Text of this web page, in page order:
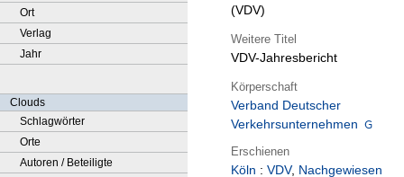
Ort
Verlag
Jahr
Clouds
Schlagwörter
Orte
Autoren / Beteiligte
(VDV)
Weitere Titel
VDV-Jahresbericht
Körperschaft
Verband Deutscher
Verkehrsunternehmen
Erschienen
Köln : VDV, Nachgewiesen